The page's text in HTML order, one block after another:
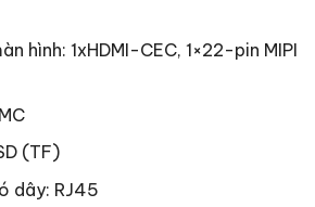
hình: 1xHDMI-CEC, 1×22-pin MIPI
(TF)
dây: RJ45